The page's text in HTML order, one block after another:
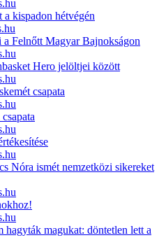
kispadon hétvégén
a Felnőtt Magyar Bajnokságon
Hero jelöltjei között
csapata
Nóra ismét nemzetközi sikereket
hagyták magukat: döntetlen lett a